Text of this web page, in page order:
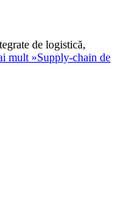
de logistică,
mult »Supply-chain de